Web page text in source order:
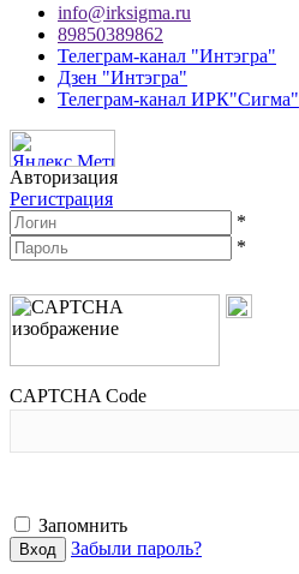
info@irksigma.ru
89850389862
Телеграм-канал "Интэгра"
Дзен "Интэгра"
Телеграм-канал ИРК"Сигма"
Авторизация
Регистрация
*
*
CAPTCHA Code
Запомнить
Забыли пароль?